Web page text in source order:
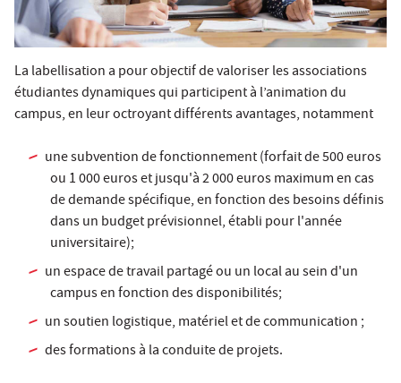
La labellisation a pour objectif de valoriser les associations
étudiantes dynamiques qui participent à l’animation du
campus, en leur octroyant différents avantages, notamment
une subvention de fonctionnement (forfait de 500 euros
ou 1 000 euros et jusqu'à 2 000 euros maximum en cas
de demande spécifique, en fonction des besoins définis
dans un budget prévisionnel, établi pour l'année
universitaire);
un espace de travail partagé ou un local au sein d'un
campus en fonction des disponibilités;
un soutien logistique, matériel et de communication ;
des formations à la conduite de projets.